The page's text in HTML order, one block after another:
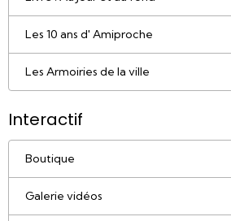
Les 10 ans d' Amiproche
Les Armoiries de la ville
Interactif
Boutique
Galerie vidéos